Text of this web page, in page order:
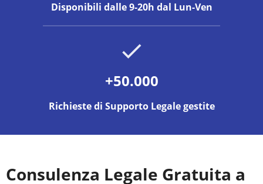
Disponibili dalle 9-20h dal Lun-Ven
+50.000
Richieste di Supporto Legale gestite
Consulenza Legale Gratuita a